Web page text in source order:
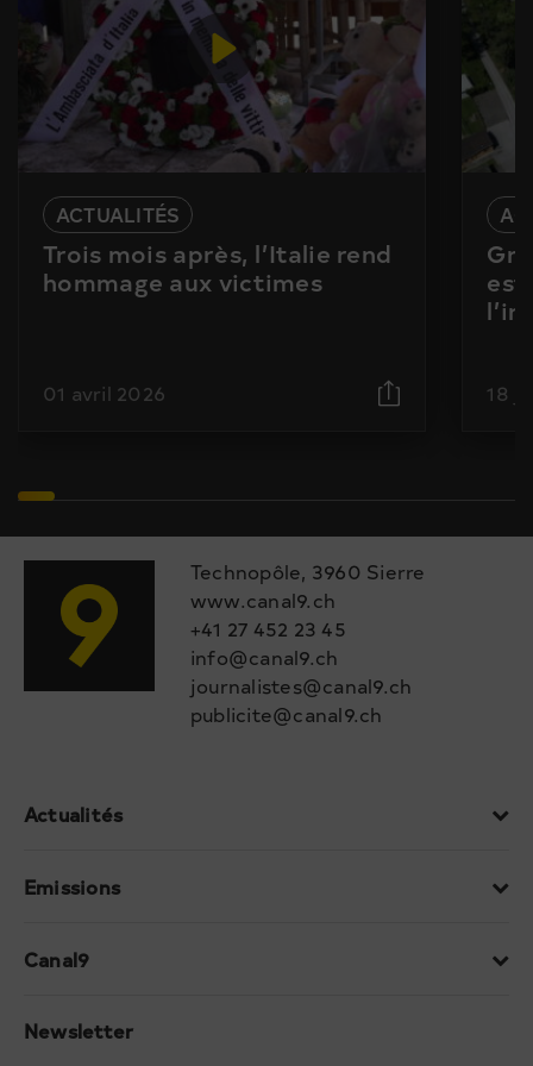
ACTUALITÉS
Trois mois après, l’Italie rend
hommage aux victimes
01 avril 2026
est
18
Technopôle, 3960 Sierre
www.canal9.ch
+41 27 452 23 45
info@canal9.ch
journalistes@canal9.ch
publicite@canal9.ch
Actualités
Emissions
Canal9
Newsletter